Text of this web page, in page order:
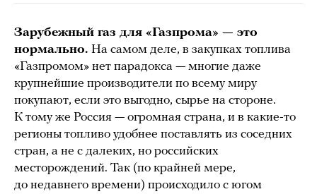
Зарубежный газ для «Газпрома» — это
нормально. На самом деле, в закупках топлива
«Газпромом» нет парадокса — многие даже
крупнейшие производители по всему миру
покупают, если это выгодно, сырье на стороне.
К тому же Россия — огромная страна, и в какие-то
регионы топливо удобнее поставлять из соседних
стран, а не с далеких, но российских
месторождений. Так (по крайней мере,
до недавнего времени) происходило с югом